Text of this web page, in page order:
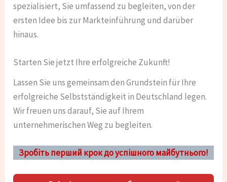
spezialisiert, Sie umfassend zu begleiten, von der
ersten Idee bis zur Markteinführung und darüber
hinaus.
Starten Sie jetzt Ihre erfolgreiche Zukunft!
Lassen Sie uns gemeinsam den Grundstein für Ihre
erfolgreiche Selbstständigkeit in Deutschland legen.
Wir freuen uns darauf, Sie auf Ihrem
unternehmerischen Weg zu begleiten.
Зробіть перший крок до успішного майбутнього!